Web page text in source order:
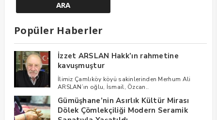
Popüler Haberler
İzzet ARSLAN Hakk’ın rahmetine
kavuşmuştur
İlimiz Çamlıköy köyü sakinlerinden Merhum Ali
ARSLAN’ın oğlu, İsmail, Özcan..
Gümüşhane’nin Asırlık Kültür Mirası
Dölek Çömlekçiliği Modern Seramik